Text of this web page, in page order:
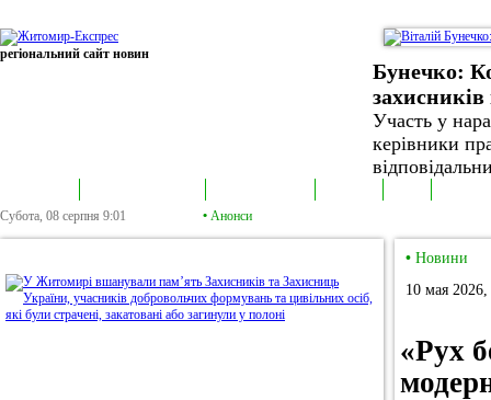
регіональний сайт новин
Бунечко:
захисників
Участь у
керівники
Субота, 08 серпня 9:01 • Анонси
• Новини
10 мая
«Рух